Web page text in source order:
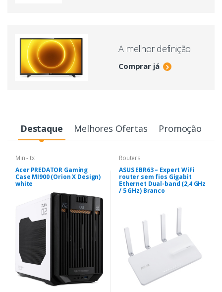
A melhor definição
Comprar já
Destaque Melhores Ofertas Promoção
Mini-itx
Acer PREDATOR Gaming
Case MI900 (Orion X Design)
white
Routers
ASUS EBR63 – Expert WiFi
router sem fios Gigabit
Ethernet Dual-band (2,4 GHz
/ 5 GHz) Branco